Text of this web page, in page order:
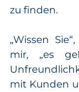
zu finden.
„Wissen
mir, „es
mit Kunden